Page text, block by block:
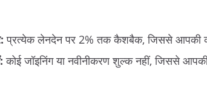
प्रत्येक लेनदेन पर 2% तक कैशबैक, जिससे आपकी
कोई जॉइनिंग या नवीनीकरण शुल्क नहीं, जिससे